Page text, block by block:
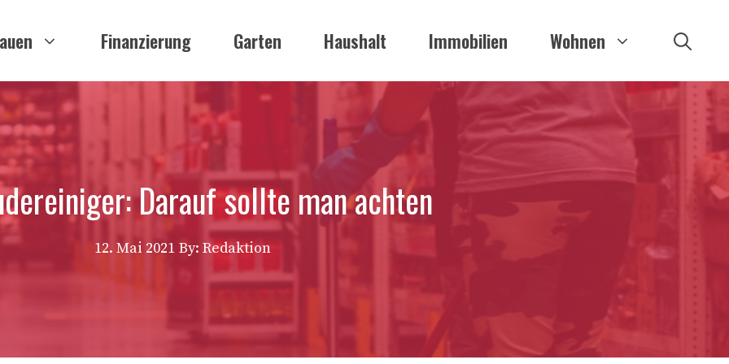
Finanzierung Garten Haushalt Immobilien Wohnen
Darauf sollte man achten
12. Mai 2021 By: Redaktion